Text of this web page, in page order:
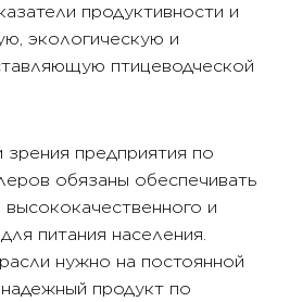
продуктивности и
экологическую и
птицеводческой
предприятия по
обязаны обеспечивать
и
питания населения.
нужно на постоянной
продукт по